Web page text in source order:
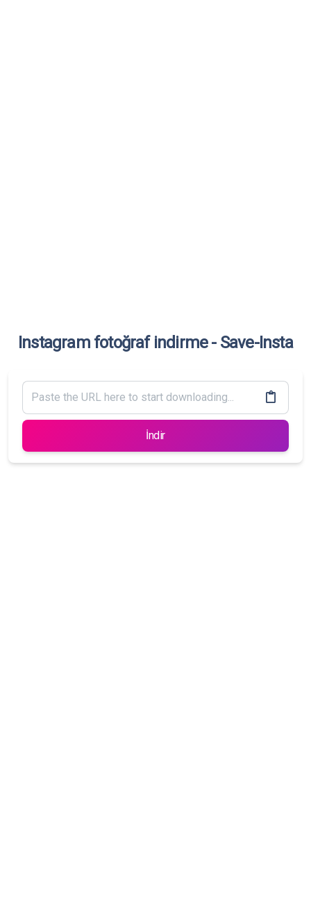
Instagram fotoğraf indirme - Save-Insta
İndir